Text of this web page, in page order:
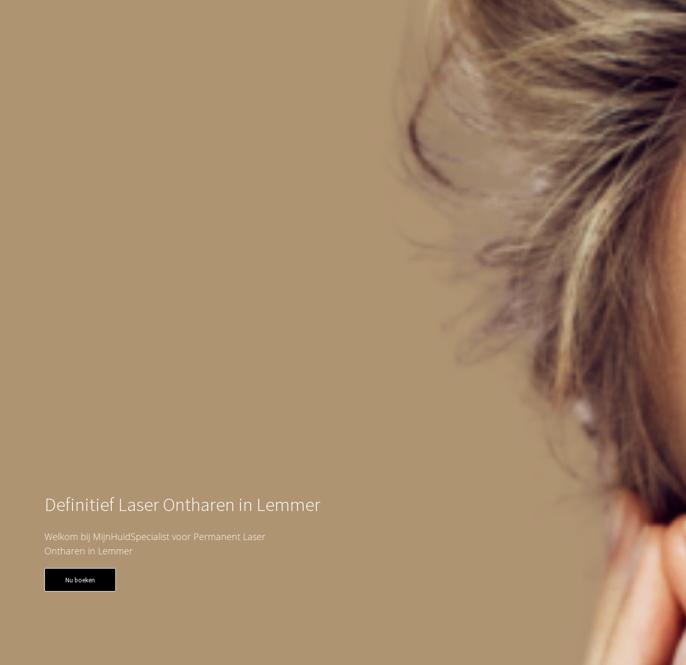
Definitief Laser Ontharen in Lemmer
Welkom bij MijnHuidSpecialist voor Permanent Laser
Ontharen in Lemmer
Nu boeken